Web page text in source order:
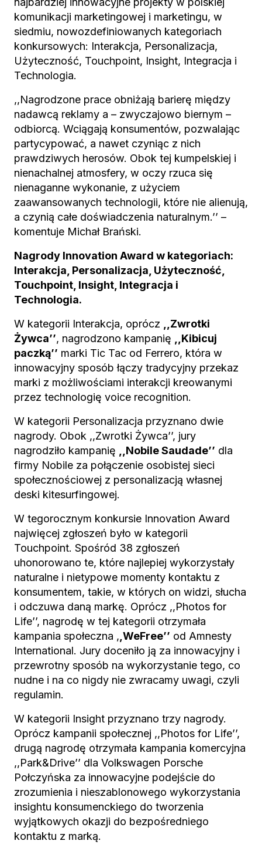
komunikacji marketingowej i marketingu, w
siedmiu, nowozdefiniowanych kategoriach
konkursowych: Interakcja, Personalizacja,
Użyteczność, Touchpoint, Insight, Integracja i
Technologia.
,,Nagrodzone prace obniżają barierę między
nadawcą reklamy a – zwyczajowo biernym –
odbiorcą. Wciągają konsumentów, pozwalając
partycypować, a nawet czyniąc z nich
prawdziwych herosów. Obok tej kumpelskiej i
nienachalnej atmosfery, w oczy rzuca się
nienaganne wykonanie, z użyciem
zaawansowanych technologii, które nie alienują,
a czynią całe doświadczenia naturalnym.’’ –
komentuje Michał Brański.
Nagrody Innovation Award w kategoriach:
Interakcja, Personalizacja, Użyteczność,
Touchpoint, Insight, Integracja i
Technologia.
W kategorii Interakcja, oprócz
,,Zwrotki
Żywca’’, nagrodzono kampanię
,,Kibicuj
paczką’’ marki Tic Tac od Ferrero, która w
innowacyjny sposób łączy tradycyjny przekaz
marki z możliwościami interakcji kreowanymi
przez technologię voice recognition.
W kategorii Personalizacja przyznano dwie
nagrody. Obok ,,Zwrotki Żywca’’, jury
nagrodziło kampanię
,,Nobile Saudade’’ dla
firmy Nobile za połączenie osobistej sieci
społecznościowej z personalizacją własnej
deski kitesurfingowej.
W tegorocznym konkursie Innovation Award
najwięcej zgłoszeń było w kategorii
Touchpoint. Spośród 38 zgłoszeń
uhonorowano te, które najlepiej wykorzystały
naturalne i nietypowe momenty kontaktu z
konsumentem, takie, w których on widzi, słucha
i odczuwa daną markę. Oprócz ,,Photos for
Life’’, nagrodę w tej kategorii otrzymała
kampania społeczna , ,WeFree’’ od Amnesty
International. Jury doceniło ją za innowacyjny i
przewrotny sposób na wykorzystanie tego, co
nudne i na co nigdy nie zwracamy uwagi, czyli
regulamin.
W kategorii Insight przyznano trzy nagrody.
Oprócz kampanii społecznej ,,Photos for Life’’,
drugą nagrodę otrzymała kampania komercyjna
,,Park&Drive’’ dla Volkswagen Porsche
Połczyńska za innowacyjne podejście do
zrozumienia i nieszablonowego wykorzystania
insightu konsumenckiego do tworzenia
wyjątkowych okazji do bezpośredniego
kontaktu z marką.